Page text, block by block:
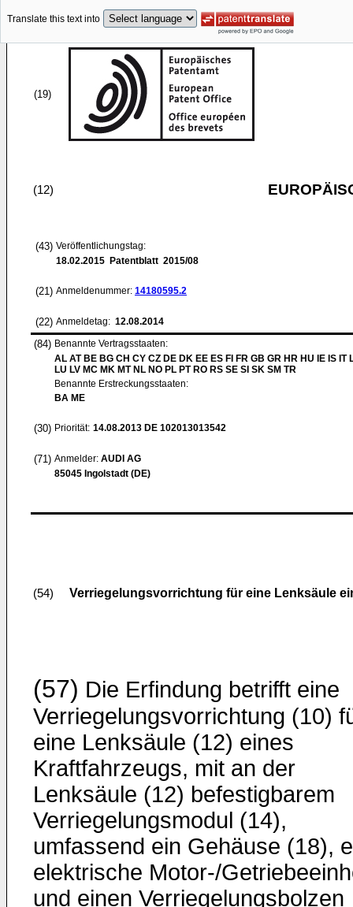
Translate this text into
(19)
(12)
(43) Veröffentlichungstag:
18.02.2015 Patentblatt 2015/08
(21) Anmeldenummer: 14180595.2
(22) Anmeldetag: 12.08.2014
(84) Benannte Vertragsstaaten:
AL AT BE BG CH CY CZ DE DK EE ES FI FR GB GR HR HU IE IS IT
LU LV MC MK MT NL NO PL PT RO RS SE SI SK SM TR
Benannte Erstreckungsstaaten:
BA ME
(30) Priorität: 14.08.2013 DE 102013013542
(71) Anmelder: AUDI AG
85045 Ingolstadt (DE)
(54) Verriegelungsvorrichtung für eine Lenksäule
(57) Die Erfindung betrifft eine
Verriegelungsvorrichtung (10)
eine Lenksäule (12) eines
Kraftfahrzeugs, mit an der
Lenksäule (12) befestigbarem
Verriegelungsmodul (14),
umfassend ein Gehäuse (18),
elektrische Motor-/
und einen Verriegelungsbolzen